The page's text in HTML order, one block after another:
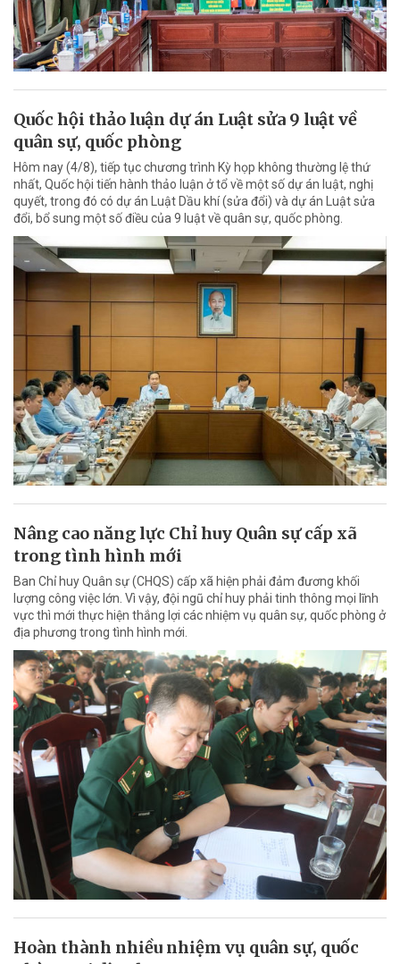
Quốc hội thảo luận dự án Luật sửa 9 luật về
quân sự, quốc phòng
Hôm nay (4/8), tiếp tục chương trình Kỳ họp không thường lệ thứ
nhất, Quốc hội tiến hành thảo luận ở tổ về một số dự án luật, nghị
quyết, trong đó có dự án Luật Dầu khí (sửa đổi) và dự án Luật sửa
đổi, bổ sung một số điều của 9 luật về quân sự, quốc phòng.
Nâng cao năng lực Chỉ huy Quân sự cấp xã
trong tình hình mới
Ban Chỉ huy Quân sự (CHQS) cấp xã hiện phải đảm đương khối
lượng công việc lớn. Vì vậy, đội ngũ chỉ huy phải tinh thông mọi lĩnh
vực thì mới thực hiện thắng lợi các nhiệm vụ quân sự, quốc phòng ở
địa phương trong tình hình mới.
Hoàn thành nhiều nhiệm vụ quân sự, quốc